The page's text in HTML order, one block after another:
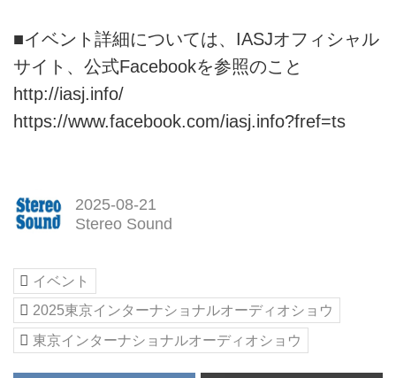
■イベント詳細については、IASJオフィシャル
サイト、公式Facebookを参照のこと
http://iasj.info/
https://www.facebook.com/iasj.info?fref=ts
2025-08-21
Stereo Sound
イベント
2025東京インターナショナルオーディオショウ
東京インターナショナルオーディオショウ